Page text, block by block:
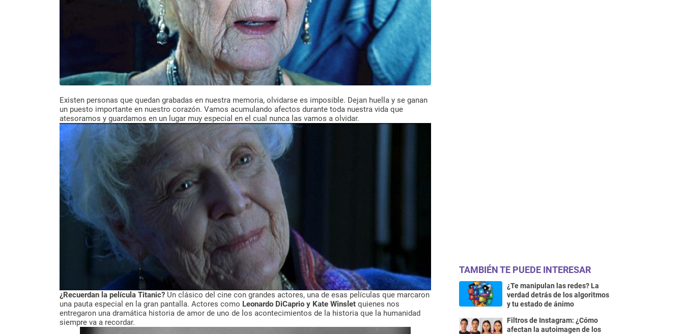
Existen personas que quedan grabadas en nuestra memoria, olvidarse es imposible. Dejan huella y se ganan
un puesto importante en nuestro corazón. Vamos acumulando afectos durante toda nuestra vida que
atesoramos y guardamos en un lugar muy especial en el cual nunca las vamos a olvidar.
¿Recuerdan la película Titanic? Un clásico del cine con grandes actores, una de esas películas que marcaron
una pauta especial en la gran pantalla. Actores como Leonardo DiCaprio y Kate Winslet quienes nos
entregaron una dramática historia de amor de uno de los acontecimientos de la historia que la humanidad
siempre va a recordar.
TAMBIÉN TE PUEDE INTERESAR
¿Te manipulan las redes? La
verdad detrás de los algoritmos
y tu estado de ánimo
Filtros de Instagram: ¿Cómo
afectan la autoimagen de los